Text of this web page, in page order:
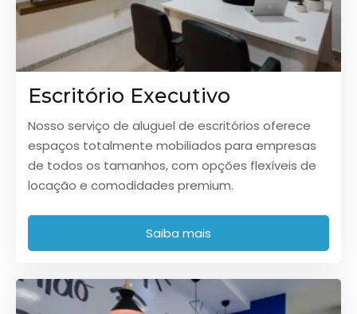
Escritório Executivo
Nosso serviço de aluguel de escritórios oferece
espaços totalmente mobiliados para empresas
de todos os tamanhos, com opções flexíveis de
locação e comodidades premium.
Saiba mais